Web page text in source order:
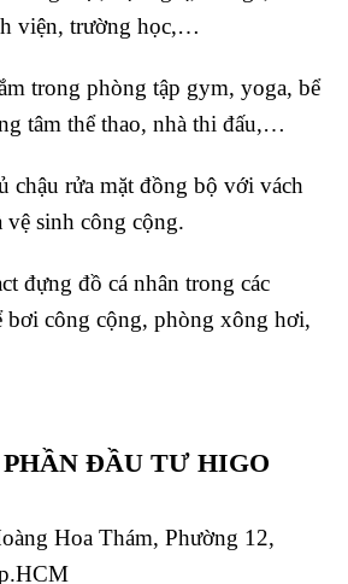
viện, trường học,…
trong phòng tập gym, yoga, bể
tâm thể thao, nhà thi đấu,…
chậu rửa mặt đồng bộ với vách
vệ sinh công cộng.
đựng đồ cá nhân trong các
bơi công cộng, phòng xông hơi,
PHẦN ĐẦU TƯ HIGO
Hoa Thám, Phường 12,